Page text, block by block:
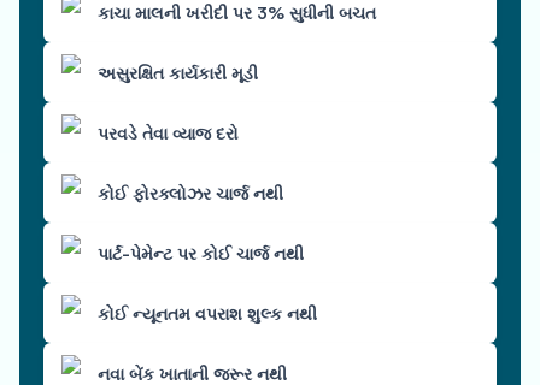
કાચા માલની ખરીદી પર 3% સુધીની બચત
અસુરક્ષિત કાર્યકારી મૂડી
પરવડે તેવા વ્યાજ દરો
કોઈ ફોરક્લોઝર ચાર્જ નથી
પાર્ટ-પેમેન્ટ પર કોઈ ચાર્જ નથી
કોઈ ન્યૂનતમ વપરાશ શુલ્ક નથી
નવા બેંક ખાતાની જરૂર નથી